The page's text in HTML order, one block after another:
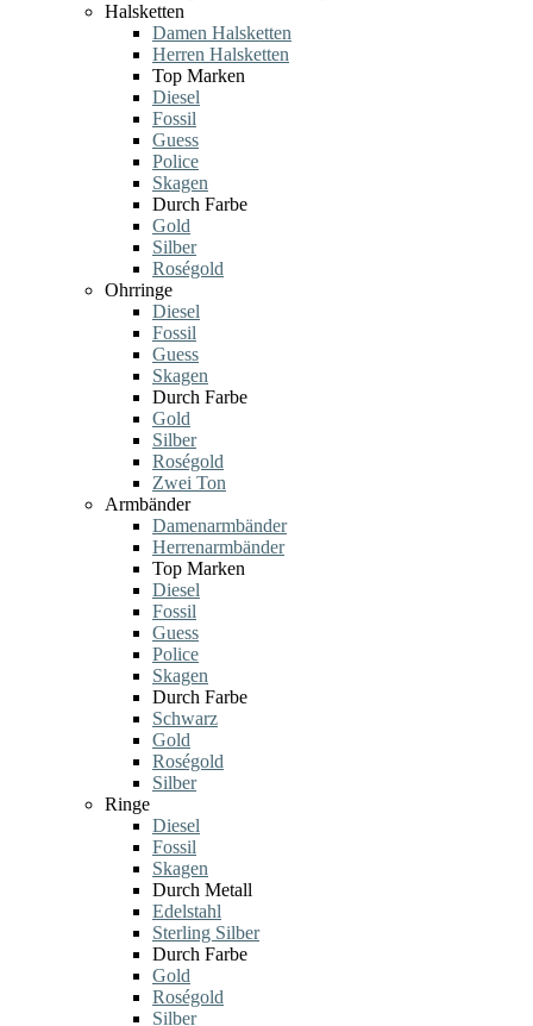
Halsketten
Damen Halsketten
Herren Halsketten
Top Marken
Diesel
Fossil
Guess
Police
Skagen
Durch Farbe
Gold
Silber
Roségold
Ohrringe
Diesel
Fossil
Guess
Skagen
Durch Farbe
Gold
Silber
Roségold
Zwei Ton
Armbänder
Damenarmbänder
Herrenarmbänder
Top Marken
Diesel
Fossil
Guess
Police
Skagen
Durch Farbe
Schwarz
Gold
Roségold
Silber
Ringe
Diesel
Fossil
Skagen
Durch Metall
Edelstahl
Sterling Silber
Durch Farbe
Gold
Roségold
Silber